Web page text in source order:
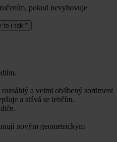
pokud nevyhovuje
to i tak *
rozsáhlý a velmi oblíbený sortiment
a stává se lehčím.
novým geometrickým